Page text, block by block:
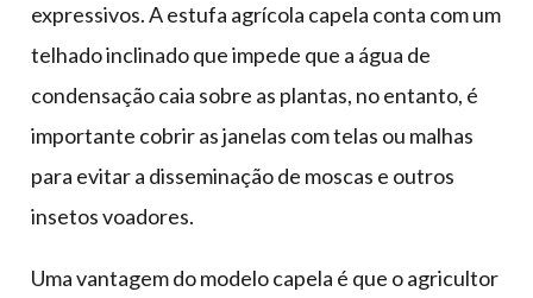
expressivos. A estufa agrícola capela conta com um
telhado inclinado que impede que a água de
condensação caia sobre as plantas, no entanto, é
importante cobrir as janelas com telas ou malhas
para evitar a disseminação de moscas e outros
insetos voadores.
Uma vantagem do modelo capela é que o agricultor